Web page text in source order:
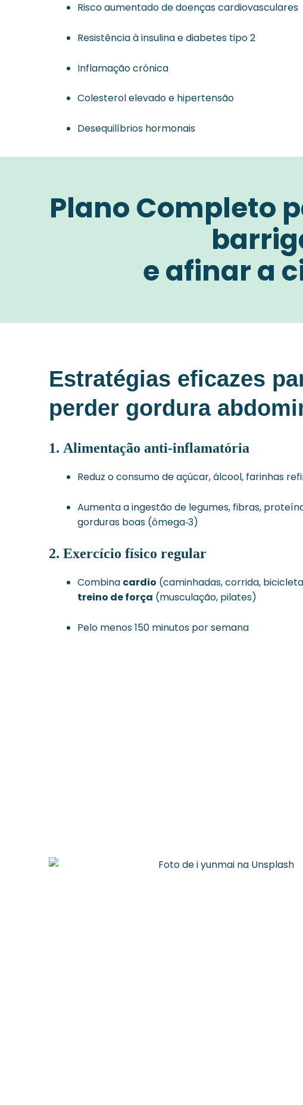
Risco aumentado dedoenças cardiovasculares
Resistência à insulinaediabetes tipo 2
Inflamação crónica
Colesterol elevado e hipertensão
Desequilíbrios hormonais
Plano Completo
e afinar a
Estratégias eficazes
perder gordura
1. Alimentação anti-inflamatória
Reduz o consumo de açúcar, álcool, farinhas
Aumenta a ingestão de legumes, fibras,
gorduras boas (ômega‑3)
2. Exercício físico regular
Combina cardio (caminhadas, corrida,
treino de força (musculação, pilates)
Pelo menos 150 minutos por semana